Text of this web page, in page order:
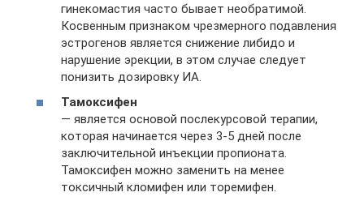
гинекомастия часто бывает необратимой.
Косвенным признаком чрезмерного подавления
эстрогенов является снижение либидо и
нарушение эрекции, в этом случае следует
понизить дозировку ИА.
Тамоксифен
— является основой послекурсовой терапии,
которая начинается через 3-5 дней после
заключительной инъекции пропионата.
Тамоксифен можно заменить на менее
токсичный кломифен или торемифен.